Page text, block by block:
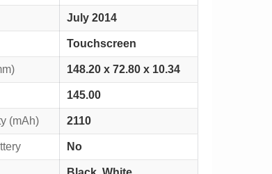
July 2014
Touchscreen
148.20 x 72.80 x 10.34
145.00
(mAh) 2110
No